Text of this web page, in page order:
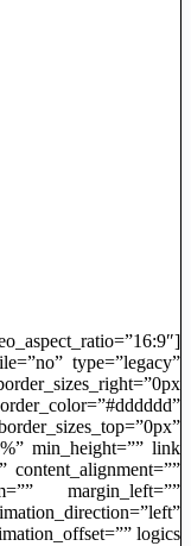
type=”legacy”
content_alignment=””
margin_left=””
logics=””]